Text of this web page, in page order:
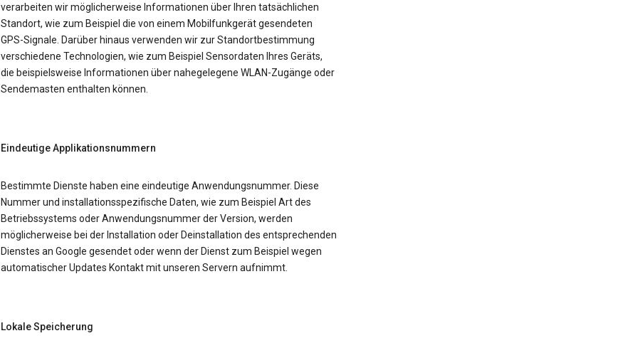
verarbeiten wir möglicherweise Informationen über Ihren tatsächlichen
Standort, wie zum Beispiel die von einem Mobilfunkgerät gesendeten
GPS-Signale. Darüber hinaus verwenden wir zur Standortbestimmung
verschiedene Technologien, wie zum Beispiel Sensordaten Ihres Geräts,
die beispielsweise Informationen über nahegelegene WLAN-Zugänge oder
Sendemasten enthalten können.
Eindeutige Applikationsnummern
Bestimmte Dienste haben eine eindeutige Anwendungsnummer. Diese
Nummer und installationsspezifische Daten, wie zum Beispiel Art des
Betriebssystems oder Anwendungsnummer der Version, werden
möglicherweise bei der Installation oder Deinstallation des entsprechenden
Dienstes an Google gesendet oder wenn der Dienst zum Beispiel wegen
automatischer Updates Kontakt mit unseren Servern aufnimmt.
Lokale Speicherung